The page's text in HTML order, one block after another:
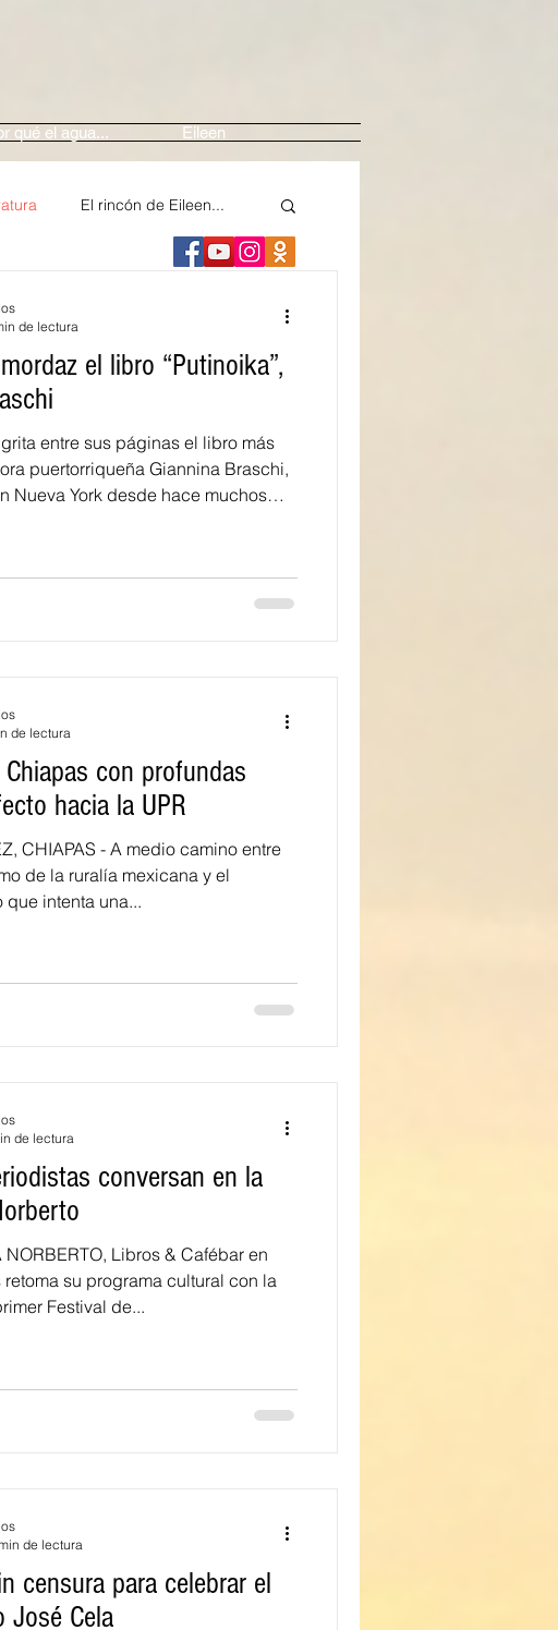
qué el agua... Eileen
El rincón de Eileen...
Multimedios
Ambiente Festival Casals
el libro “Putinoika”,
entre sus páginas el libro más
puertorriqueña Giannina Braschi,
Nueva York desde hace muchos
de Río Piedras de la
Rico, para conversar
de lectura
con profundas
hacia la UPR
CHIAPAS - A medio camino entre
de la ruralía mexicana y el
intenta una...
de lectura
conversan en la
NORBERTO, Libros & Cafébar en
su programa cultural con la
Festival de...
de lectura
censura para celebrar el
José Cela
de lectura